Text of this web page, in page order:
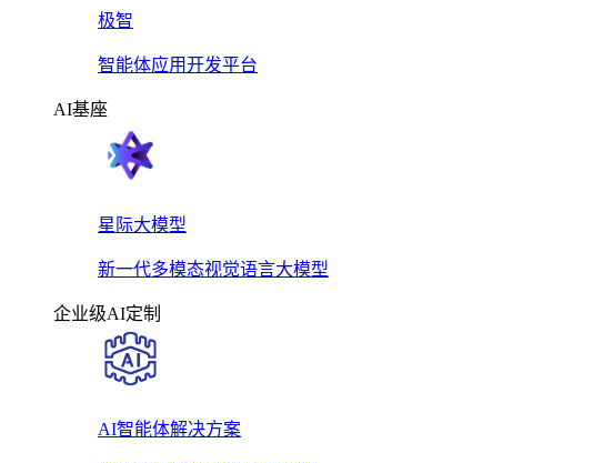
极智
智能体应用开发平台
AI基座
星际大模型
新一代多模态视觉语言大模型
企业级AI定制
AI智能体解决方案